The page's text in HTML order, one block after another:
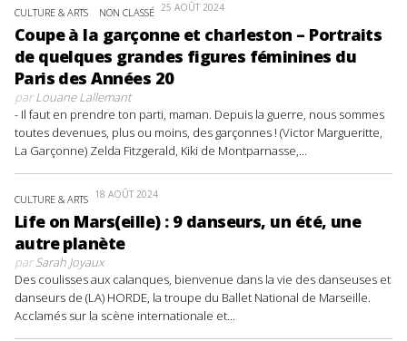
CULTURE & ARTS NON CLASSÉ 25 AOÛT 2024
Coupe à la garçonne et charleston – Portraits
de quelques grandes figures féminines du
Paris des Années 20
parLouane Lallemant
- Il faut en prendre ton parti, maman. Depuis la guerre, nous sommes
toutes devenues, plus ou moins, des garçonnes ! (Victor Margueritte,
La Garçonne) Zelda Fitzgerald, Kiki de Montparnasse,...
CULTURE & ARTS 18 AOÛT 2024
Life on Mars(eille) : 9 danseurs, un été, une
autre planète
parSarah Joyaux
Des coulisses aux calanques, bienvenue dans la vie des danseuses et
danseurs de (LA) HORDE, la troupe du Ballet National de Marseille.
Acclamés sur la scène internationale et...